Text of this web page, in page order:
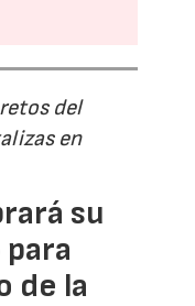
del
en
su
de la